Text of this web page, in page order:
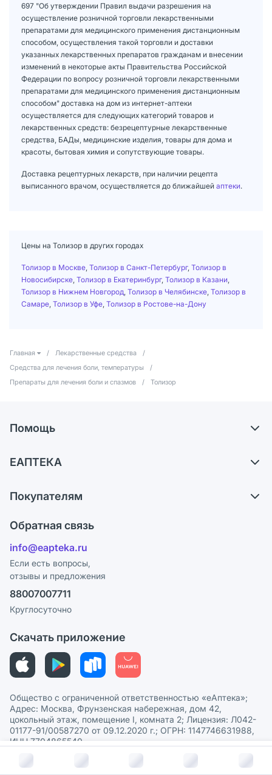
В корзину за
697 "Об утверждении Правил выдачи разрешения на
осуществление розничной торговли лекарственными
препаратами для медицинского применения дистанционным
способом, осуществления такой торговли и доставки
указанных лекарственных препаратов гражданам и внесении
изменений в некоторые акты Правительства Российской
Федерации по вопросу розничной торговли лекарственными
препаратами для медицинского применения дистанционным
способом" доставка на дом из интернет-аптеки
осуществляется для следующих категорий товаров и
лекарственных средств: безрецептурные лекарственные
средства, БАДы, медицинские изделия, товары для дома и
красоты, бытовая химия и сопутствующие товары.
Доставка рецептурных лекарств, при наличии рецепта
выписанного врачом, осуществляется до ближайшей аптеки.
Цены на Толизор в других городах
Толизор в Москве Толизор в Санкт-Петербург, Толизор в
Новосибирске Толизор в Екатеринбург, Толизор в Казани
Толизор в Нижнем Новгород Толизор в Челябинске Толизор в
Самаре Толизор в Уфе Толизор в Ростове-на-Дону
Главная / Лекарственные средства
/
Средства для лечения боли, температуры
/
Препараты для лечения боли и спазмов
/ Толизор
Помощь
Самовывоз из аптек
Ответы на вопросы
Блог
ЕАПТЕКА
Карьера
Поставщики
Лицензия
Реклама на сайте
Ваши товары на ЕАПТЕКЕ
Покупателям
Программа СберСпасибо
Политика конфиденциальности
Пользовательское соглашение
Политика рекомендаций
Этика и соответствие
Политика в отношении обработки персональных данных
Обратная связь
info@eapteka.ru
Если есть вопросы,
отзывы и предложения
88007007711
Круглосуточно
Скачать приложение
Общество с ограниченной ответственностью «еАптека»;
Адрес: Москва, Фрунзенская набережная, дом 42,
цокольный этаж, помещение I, комната 2; Лицензия: Л042-
01177-91/00587270 от 09.12.2020 г.; ОГРН: 1147746631988,
ИНН 7704865540